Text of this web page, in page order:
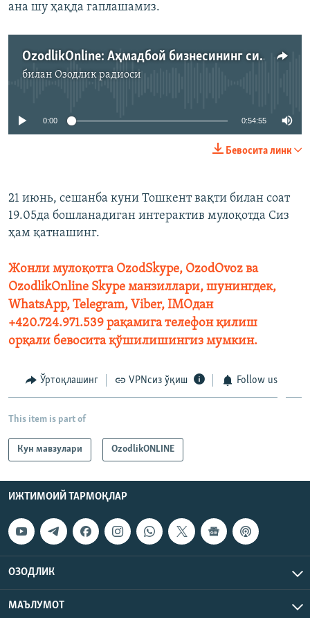
ана шу ҳақда гаплашамиз.
OzodlikOnline: Аҳмадбой бизнесининг сири нимада?
билан Озодлик радиоси
Айни дамда медиа-манба мавжуд эмас
0:00 0:54:55
Бевосита линк
21 июнь, сешанба куни Тошкент вақти билан соат
19.05да бошланадиган интерактив мулоқотда Сиз
ҳам қатнашинг.
Жонли мулоқотга OzodSkype, OzodOvoz ва
OzodlikOnline Skype манзиллари, шунингдек,
WhatsApp, Telegram, Viber, IMOдан
+420.724.971.539 рақамига телефон қилиш
орқали бевосита қўшилишингиз мумкин.
Ўртоқлашинг VPNсиз ўқиш Follow us
This item is part of
Кун мавзулари OzodlikONLINE
ИЖТИМОИЙ ТАРМОҚЛАР
ОЗОДЛИК
МАЪЛУМОТ